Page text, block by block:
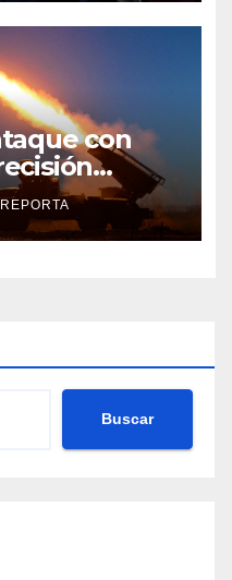
con
militar en
Buscar